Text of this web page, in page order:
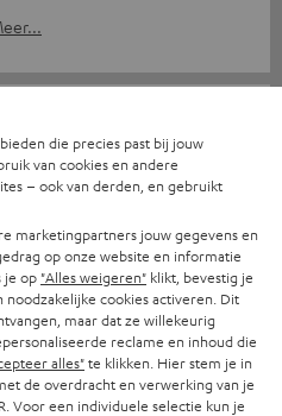
home cinema budget"
2018
die precies past bij jouw
van cookies en andere
– ook van derden, en gebruikt
marketingpartners jouw gegevens en
op onze website en informatie
je op "Alles weigeren" klikt, bevestig je
noodzakelijke cookies activeren. Dit
maar dat ze willekeurig
reclame en inhoud die
alles"te klikken. Hier stem je in
de overdracht en verwerking van je
Voor een individuele selectie kun je